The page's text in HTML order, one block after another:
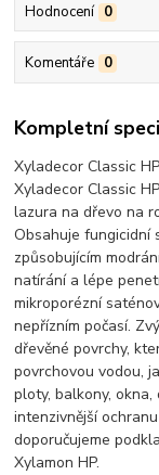
Hodnocení 0
Komentáře 0
Kompletní
Xyladecor Classic HP
Xyladecor Classic
lazura na dřevo na
Obsahuje fungicidní
způsobujícím
natírání a lépe
mikroporézní
nepřízním počasí.
dřevěné povrchy,
povrchovou vodou,
ploty, balkony, okna,
intenzivnější
doporučujeme
Xylamon HP.